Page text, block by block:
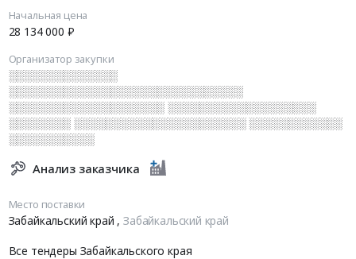
Начальная цена
28 134 000 ₽
Организатор закупки
░░░░░░░░░░░░░░
░░░░░░░░░░░░░░░░░░░░░░░░░░░░░░
░░░░░░░░░░░░░░░░░░░░ ░░░░░░░░░░░░░░░░░░░
░░░░░░░░ ░░░░░░░░░░░░░░░░░░░░░░ ░░░░░░░░░░░░
░░░░░░░░░░░
Анализ заказчика
Место поставки
Забайкальский край ,Забайкальский край
Все тендеры Забайкальского края